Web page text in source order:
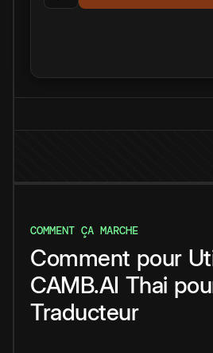
COMMENT ÇA MARCHE
Comment pour
CAMB.AI Thai
Traducteur